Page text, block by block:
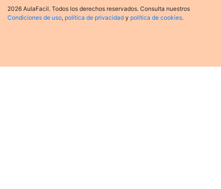
2026 AulaFacil. Todos los derechos reservados. Consulta nuestros
Condiciones de uso, política de privacidad y política de cookies.